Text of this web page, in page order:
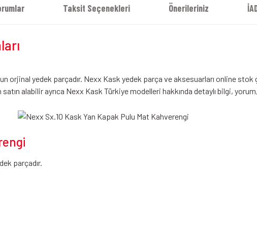
Taksit Seçenekleri Önerileriniz
orjinal yedek parçadır. Nexx Kask yedek parça ve aksesuarları online
alabilir ayrıca Nexx Kask Türkiye modelleri hakkında detaylı bilgi,
parçadır.